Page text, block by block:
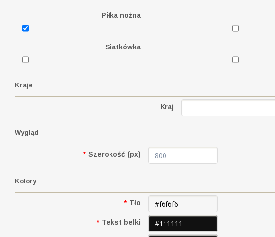
Piłka nożna
Siatkówka
Kraje
Kraj
Wygląd
* Szerokość (px)
Kolory
* Tło
* Tekst belki